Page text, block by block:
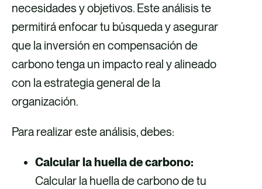
necesidades y objetivos. Este análisis te
permitirá enfocar tu búsqueda y asegurar
que la inversión en compensación de
carbono tenga un impacto real y alineado
con la estrategia general de la
organización.
Para realizar este análisis, debes:
Calcular la huella de carbono:
Calcular la huella de carbono de tu